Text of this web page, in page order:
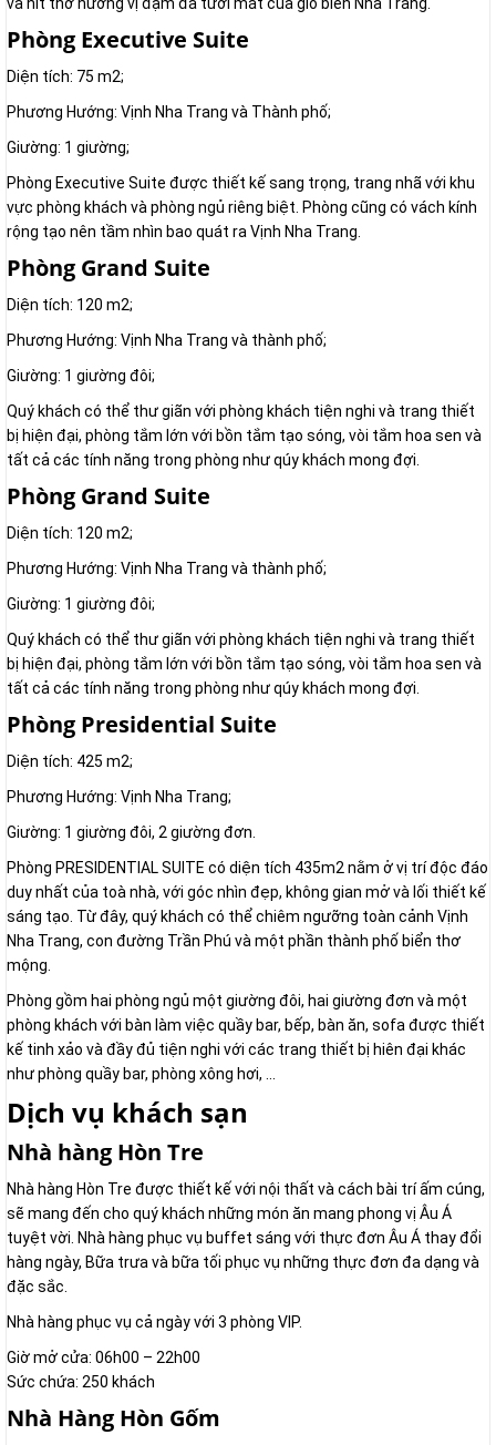
Phòng Executive Suite
Diện tích: 75 m2;
Phương Hướng: Vịnh Nha Trang và Thành phố;
Giường: 1 giường;
Phòng Executive Suite được thiết kế sang trọng, trang nhã với khu
vực phòng khách và phòng ngủ riêng biệt. Phòng cũng có vách kính
rộng tạo nên tầm nhìn bao quát ra Vịnh Nha Trang.
Phòng Grand Suite
Diện tích: 120 m2;
Phương Hướng: Vịnh Nha Trang và thành phố;
Giường: 1 giường đôi;
Quý khách có thể thư giãn với phòng khách tiện nghi và trang thiết
bị hiện đại, phòng tắm lớn với bồn tắm tạo sóng, vòi tắm hoa sen và
tất cả các tính năng trong phòng như qúy khách mong đợi.
Phòng Grand Suite
Diện tích: 120 m2;
Phương Hướng: Vịnh Nha Trang và thành phố;
Giường: 1 giường đôi;
Quý khách có thể thư giãn với phòng khách tiện nghi và trang thiết
bị hiện đại, phòng tắm lớn với bồn tắm tạo sóng, vòi tắm hoa sen và
tất cả các tính năng trong phòng như qúy khách mong đợi.
Phòng Presidential Suite
Diện tích: 425 m2;
Phương Hướng: Vịnh Nha Trang;
Giường: 1 giường đôi, 2 giường đơn.
Phòng PRESIDENTIAL SUITE có diện tích 435m2 nằm ở vị trí độc đáo
duy nhất của toà nhà, với góc nhìn đẹp, không gian mở và lối thiết kế
sáng tạo. Từ đây, quý khách có thể chiêm ngưỡng toàn cảnh Vịnh
Nha Trang, con đường Trần Phú và một phần thành phố biển thơ
mộng.
Phòng gồm hai phòng ngủ một giường đôi, hai giường đơn và một
phòng khách với bàn làm việc quầy bar, bếp, bàn ăn, sofa được thiết
kế tinh xảo và đầy đủ tiện nghi với các trang thiết bị hiên đại khác
như phòng quầy bar, phòng xông hơi, ...
Dịch vụ khách sạn
Nhà hàng Hòn Tre
Nhà hàng Hòn Tre được thiết kế với nội thất và cách bài trí ấm cúng,
sẽ mang đến cho quý khách những món ăn mang phong vị Âu Á
tuyệt vời. Nhà hàng phục vụ buffet sáng với thực đơn Âu Á thay đổi
hàng ngày, Bữa trưa và bữa tối phục vụ những thực đơn đa dạng và
đặc sắc.
Nhà hàng phục vụ cả ngày với 3 phòng VIP.
Giờ mở cửa: 06h00 – 22h00
Sức chứa: 250 khách
Nhà Hàng Hòn Gốm